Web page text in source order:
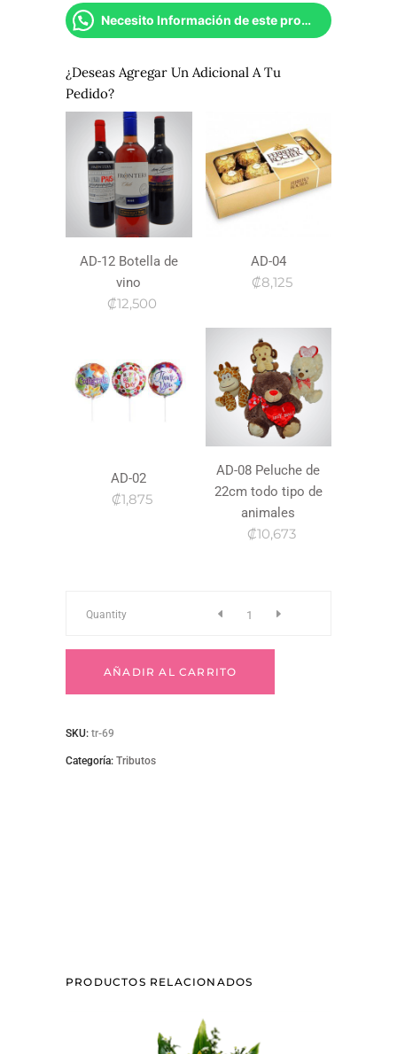
Necesito Información de este producto
¿Deseas Agregar Un Adicional A Tu
Pedido?
AD-12 Botella de
vino
₡12,500
AD-04
₡8,125
AD-02
₡1,875
AD-08 Peluche de
22cm todo tipo de
animales
₡10,673
Tr-
Quantity
AÑADIR AL CARRITO
SKU: tr-69
Categoría: Tributos
PRODUCTOS RELACIONADOS